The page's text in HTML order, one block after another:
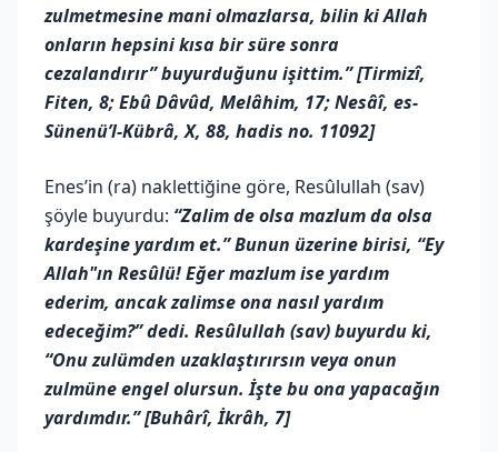
zulmetmesine mani olmazlarsa, bilin ki Allah
onların hepsini kısa bir süre sonra
cezalandırır” buyurduğunu işittim.” [Tirmizî,
Fiten, 8; Ebû Dâvûd, Melâhim, 17; Nesâî, es-
Sünenü’l-Kübrâ, X, 88, hadis no. 11092]
Enes’in (ra) naklettiğine göre, Resûlullah (sav)
şöyle buyurdu: “Zalim de olsa mazlum da olsa
kardeşine yardım et.” Bunun üzerine birisi, “Ey
Allah"ın Resûlü! Eğer mazlum ise yardım
ederim, ancak zalimse ona nasıl yardım
edeceğim?” dedi. Resûlullah (sav) buyurdu ki,
“Onu zulümden uzaklaştırırsın veya onun
zulmüne engel olursun. İşte bu ona yapacağın
yardımdır.” [Buhârî, İkrâh, 7]